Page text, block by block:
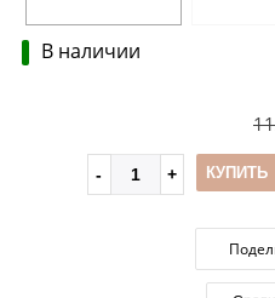
В наличии
КУПИТЬ